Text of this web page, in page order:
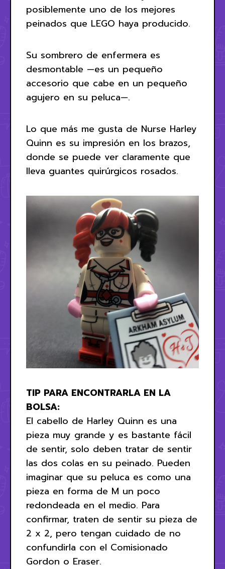
posiblemente uno de los mejores
peinados que LEGO haya producido.
Su sombrero de enfermera es
desmontable —es un pequeño
accesorio que cabe en un pequeño
agujero en su peluca—.
Lo que más me gusta de Nurse Harley
Quinn es su impresión en los brazos,
donde se puede ver claramente que
lleva guantes quirúrgicos rosados.
TIP PARA ENCONTRARLA EN LA
BOLSA:
El cabello de Harley Quinn es una
pieza muy grande y es bastante fácil
de sentir, solo deben tratar de sentir
las dos colas en su peinado. Pueden
imaginar que su peluca es como una
pieza en forma de M un poco
redondeada en el medio. Para
confirmar, traten de sentir su pieza de
2 x 2, pero tengan cuidado de no
confundirla con el Comisionado
Gordon o Eraser.